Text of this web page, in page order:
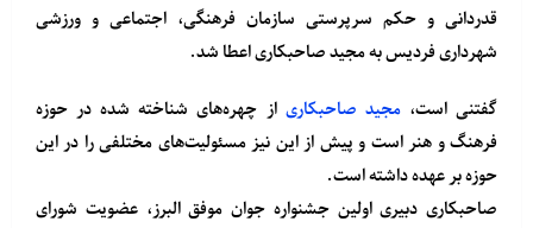
قدردانی و حکم سرپرستی سازمان فرهنگی، اجتماعی و ورزشی
شهرداری فردیس به مجید صاحبکاری اعطا شد.
گفتنی است،مجید صاحبکاری از چهره‌های شناخته شده در حوزه
فرهنگ و هنر است و پیش از این نیز مسئولیت‌های مختلفی را در این
حوزه بر عهده داشته است.
صاحبکاری دبیری اولین جشنواره جوان موفق البرز، عضویت شورای